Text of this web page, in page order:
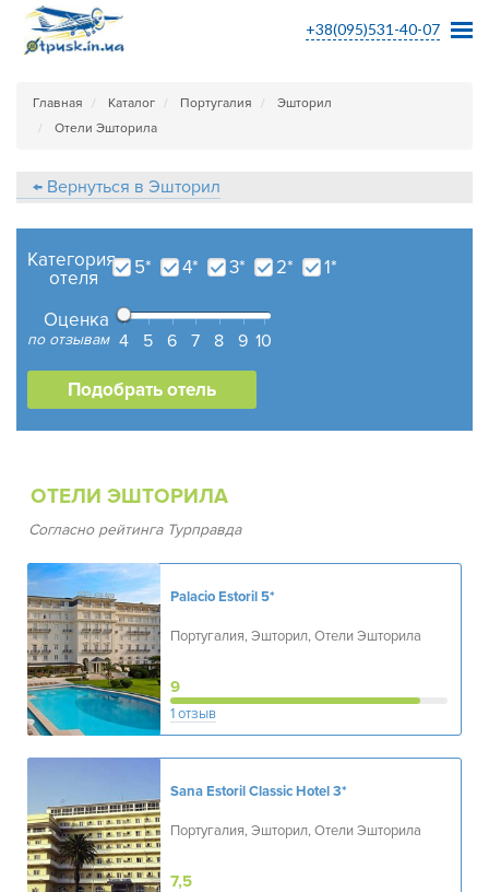
+38(095)531-40-07
Главная Каталог Португалия
Эшторил
Отели Эшторила
← Вернуться в Эшторил
Категория
отеля
5* 4* 3* 2* 1*
Оценка
по отзывам 4 5 6 7 8 9 10
ОТЕЛИ ЭШТОРИЛА
Согласно рейтинга Турправда
Palacio Estoril5*
Португалия, Эшторил, Отели Эшторила
9
1 отзыв
Sana Estoril Classic Hotel3*
Португалия, Эшторил, Отели Эшторила
7,5